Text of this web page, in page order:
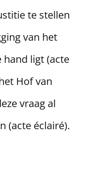
te stellen
van het
ligt (acte
Hof van
vraag al
(acte éclairé).